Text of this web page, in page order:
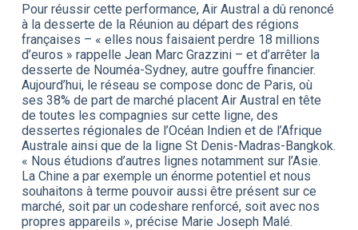
Pour réussir cette performance, Air Austral a dû renoncé
à la desserte de la Réunion au départ des régions
françaises – « elles nous faisaient perdre 18 millions
d’euros » rappelle Jean Marc Grazzini – et d’arrêter la
desserte de Nouméa-Sydney, autre gouffre financier.
Aujourd’hui, le réseau se compose donc de Paris, où
ses 38% de part de marché placent Air Austral en tête
de toutes les compagnies sur cette ligne, des
dessertes régionales de l’Océan Indien et de l’Afrique
Australe ainsi que de la ligne St Denis-Madras-Bangkok.
« Nous étudions d’autres lignes notamment sur l’Asie.
La Chine a par exemple un énorme potentiel et nous
souhaitons à terme pouvoir aussi être présent sur ce
marché, soit par un codeshare renforcé, soit avec nos
propres appareils », précise Marie Joseph Malé.